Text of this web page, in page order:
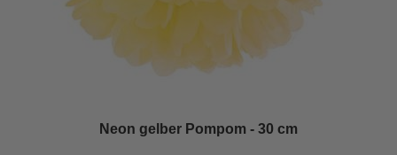
Neon gelber Pompom - 30 cm